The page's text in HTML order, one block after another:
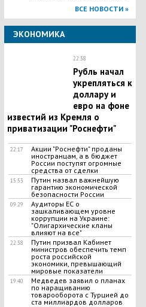
ВСЕ НОВОСТИ »
ЭКОНОМИКА
22:38
Рубль начал
укрепляться к
доллару и
евро на фоне
известий из Кремля о
приватизации "Роснефти"
22:17
Акции "Роснефти" проданы
иностранцам, а в бюджет
России поступят огромные
средства от сделки
15:53
Путин назвал важнейшую
гарантию экономической
безопасности России
09:29
Аудиторы ЕС о
зашкаливающем уровне
коррупции на Украине:
"Олигархические кланы
влияют на все"
22:38
Путин призвал Кабинет
министров обеспечить темп
роста российской
экономики, превышающий
мировые показатели
19:40
Медведев заявил о планах
по наращиванию
товарооборота с Турцией до
ста миллиардов долларов